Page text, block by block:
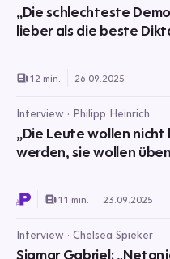
„Die schlechteste
lieber als die beste
12 min. 26.09.2025
Interview · Philipp Heinrich
„Die Leute wollen
werden, sie wollen
11 min. 23.09.2025
Interview · Chelsea Spieker
Sigmar Gabriel: